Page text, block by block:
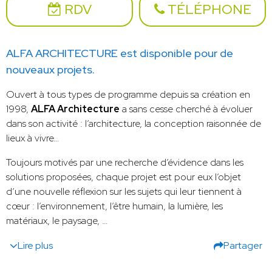
RDV TÉLÉPHONE
ALFA ARCHITECTURE est disponible pour de
nouveaux projets.
Ouvert à tous types de programme depuis sa création en
1998, ALFA Architecture a sans cesse cherché à évoluer
dans son activité : l’architecture, la conception raisonnée de
lieux à vivre…
Toujours motivés par une recherche d’évidence dans les
solutions proposées, chaque projet est pour eux l’objet
d’une nouvelle réflexion sur les sujets qui leur tiennent à
cœur : l’environnement, l’être humain, la lumière, les
matériaux, le paysage, …
Lire plus
Partager